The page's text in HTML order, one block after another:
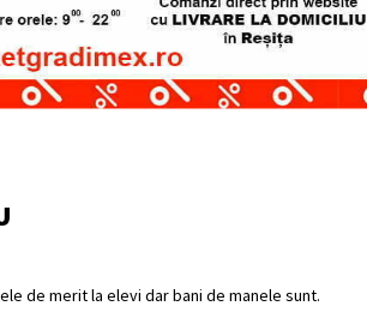
de merit la elevi dar bani de manele sunt.